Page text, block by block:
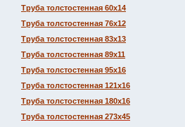
Труба толстостенная 60х14
Труба толстостенная 76х12
Труба толстостенная 83х13
Труба толстостенная 89х11
Труба толстостенная 95х16
Труба толстостенная 121х16
Труба толстостенная 180х16
Труба толстостенная 273х45